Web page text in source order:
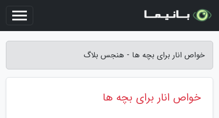
خواص انار برای بچه ها - هنجس بلاگ
خواص انار برای بچه ها